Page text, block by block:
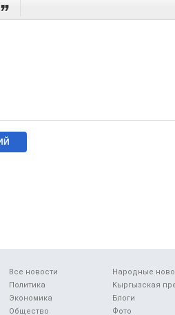

Все новости
Политика
Экономика
Общество
Народные
Кыргызская
Блоги
Фото